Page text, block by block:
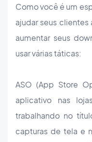
Como você é um
ajudar seus
aumentar seus
usar várias táticas:
ASO (App Store
aplicativo nas
trabalhando no
capturas de tela e